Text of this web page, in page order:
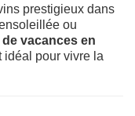
prestigieux dans
ou
de vacances en
idéal pour vivre la